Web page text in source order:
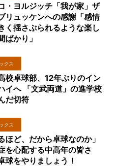
・ヨルジッチ「我が家」ザ
リュッケンへの感謝「感情
く揺さぶられるような楽し
ばかり」
クス
校卓球部、12年ぶりのイン
イへ 「文武両道」の進学校
だ切符
クス
ほど、だから卓球なのか」
を心配する中高年の皆さ
球をやりましょう！